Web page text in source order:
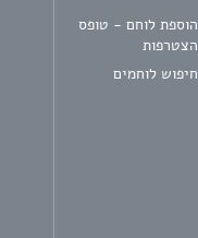
הוספת לוחם - טופס
הצטרפות
חיפוש לוחמים